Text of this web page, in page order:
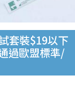
套裝$19以下
過歐盟標準/